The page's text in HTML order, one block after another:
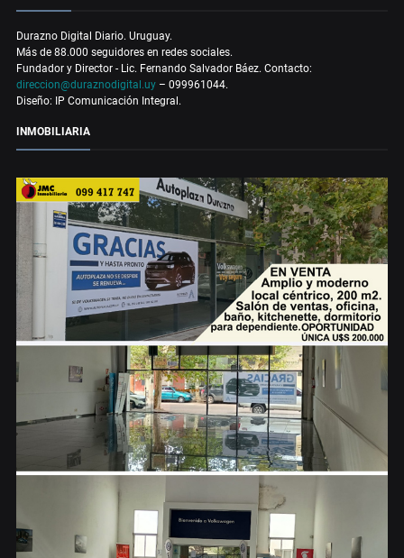
Durazno Digital Diario. Uruguay.
Más de 88.000 seguidores en redes sociales.
Fundador y Director - Lic. Fernando Salvador Báez. Contacto:
direccion@duraznodigital.uy – 099961044.
Diseño: IP Comunicación Integral.
INMOBILIARIA